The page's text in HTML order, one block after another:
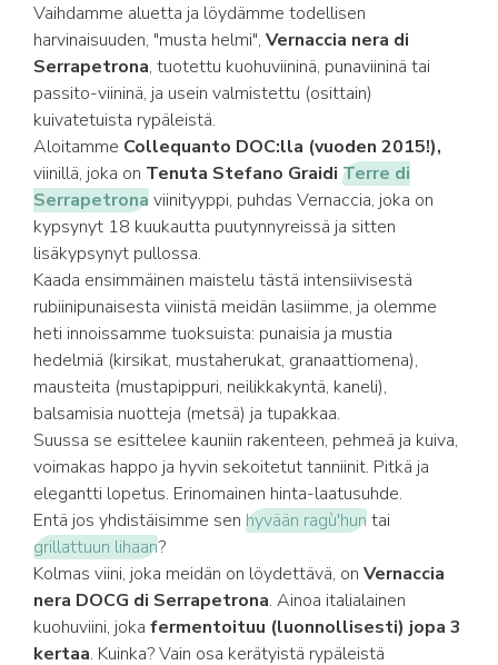
Vaihdamme aluetta ja löydämme todellisen
harvinaisuuden, "musta helmi", Vernaccia nera di
Serrapetrona, tuotettu kuohuviininä, punaviininä tai
passito-viininä, ja usein valmistettu (osittain)
kuivatetuista rypäleistä.
Aloitamme Collequanto DOC:lla (vuoden 2015!),
viinillä, joka on Tenuta Stefano Graidi Terre di
Serrapetronaviinityyppi, puhdas Vernaccia, joka on
kypsynyt 18 kuukautta puutynnyreissä ja sitten
lisäkypsynyt pullossa.
Kaada ensimmäinen maistelu tästä intensiivisestä
rubiinipunaisesta viinistä meidän lasiimme, ja olemme
heti innoissamme tuoksuista: punaisia ja mustia
hedelmiä (kirsikat, mustaherukat, granaattiomena),
mausteita (mustapippuri, neilikkakyntä, kaneli),
balsamisia nuotteja (metsä) ja tupakkaa.
Suussa se esittelee kauniin rakenteen, pehmeä ja kuiva,
voimakas happo ja hyvin sekoitetut tanniinit. Pitkä ja
elegantti lopetus. Erinomainen hinta-laatusuhde.
Entä jos yhdistäisimme sen hyvään ragù'huntai
grillattuun lihaan?
Kolmas viini, joka meidän on löydettävä, on Vernaccia
nera DOCG di Serrapetrona. Ainoa italialainen
kuohuviini, joka fermentoituu (luonnollisesti) jopa 3
kertaa. Kuinka? Vain osa kerätyistä rypäleistä